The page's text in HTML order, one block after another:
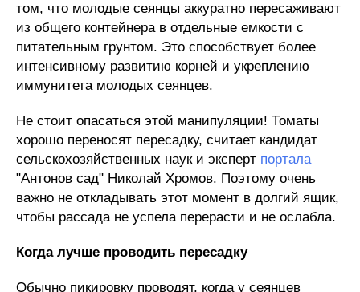
том, что молодые сеянцы аккуратно пересаживают
из общего контейнера в отдельные емкости с
питательным грунтом. Это способствует более
интенсивному развитию корней и укреплению
иммунитета молодых сеянцев.
Не стоит опасаться этой манипуляции! Томаты
хорошо переносят пересадку, считает кандидат
сельскохозяйственных наук и эксперт портала
"Антонов сад" Николай Хромов. Поэтому очень
важно не откладывать этот момент в долгий ящик,
чтобы рассада не успела перерасти и не ослабла.
Когда лучше проводить пересадку
Обычно пикировку проводят, когда у сеянцев